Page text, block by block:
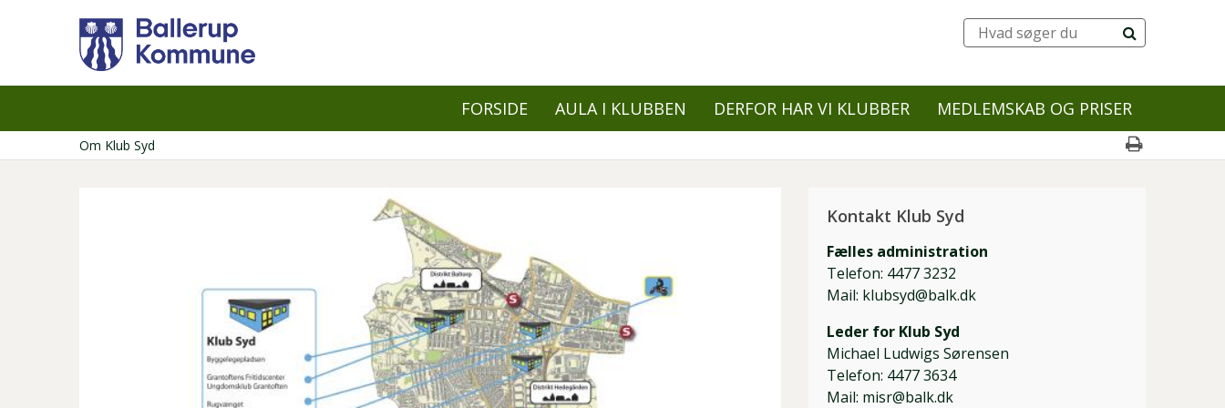
hovedindhold
Primær
navigation
FORSIDE AULA I KLUBBEN DERFOR HAR VI KLUBBER MEDLEMSKAB OG PRISER
Om Klub Syd
Kontakt Klub Syd
Fælles administration
Telefon: 4477 3232
Mail: klubsyd@balk.dk
Leder for Klub Syd
Michael Ludwigs Sørensen
Telefon: 4477 3634
Mail: misr@balk.dk